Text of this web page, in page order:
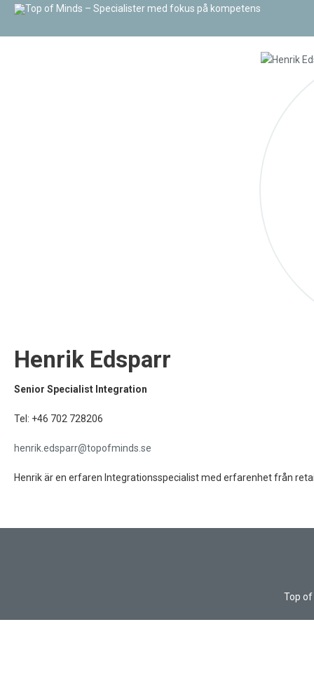
Henrik Edsparr
Senior Specialist Integration
Tel: +46 702 728206
henrik.edsparr@topofminds.se
Henrik är en erfaren Integrationsspecialist med erfarenhet från
Top of